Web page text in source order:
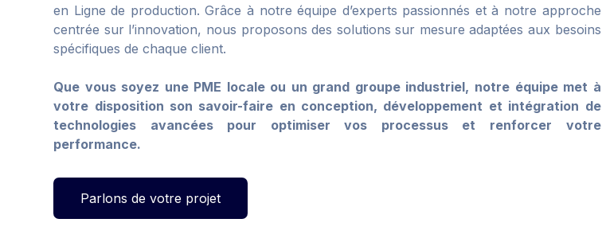
en Ligne de production. Grâce à notre équipe d’experts passionnés et à notre approche
centrée sur l’innovation, nous proposons des solutions sur mesure adaptées aux besoins
spécifiques de chaque client.
Que vous soyez une PME locale ou un grand groupe industriel, notre équipe met à
votre disposition son savoir-faire en conception, développement et intégration de
technologies avancées pour optimiser vos processus et renforcer votre
performance.
Parlons de votre projet